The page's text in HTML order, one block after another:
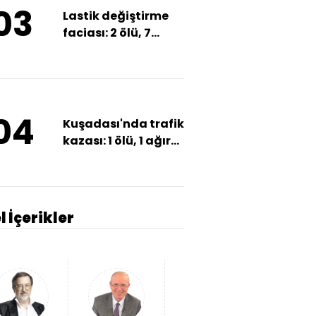
İçerikler
Lastik değiştirme
faciası: 2 ölü, 7
Kuşadası'nda trafik
kazası: 1 ölü, 1 ağır